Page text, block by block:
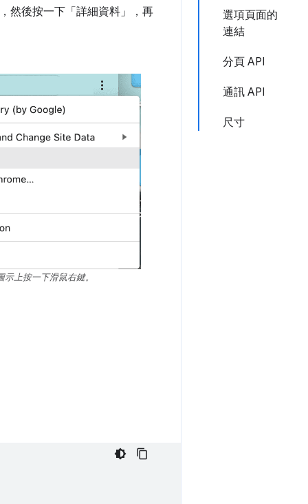
選項頁面的
連結
分頁 API
通訊 API
尺寸
然後按一下「詳細資料」
，再
上按一下滑鼠右鍵。